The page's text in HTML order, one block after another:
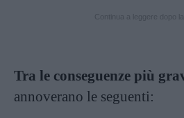
Tra le conseguenze più
annoverano le seguenti: